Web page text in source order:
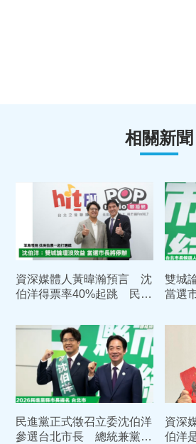
相關新聞
資深媒體人黃暐瀚預言 沈
伯洋得票率40%起跳 民進
雙城
當選
民進黨正式徵召立委沈伯洋
參選台北市長 總統兼黨主
資深
伯洋